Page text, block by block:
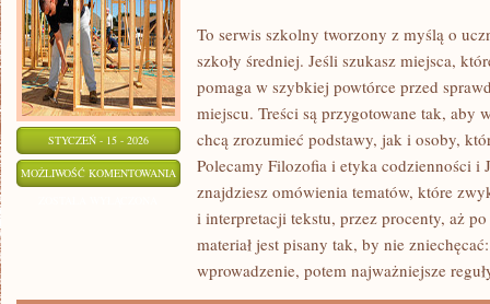
STYCZEŃ - 15 - 2026
MOŻLIWOŚĆ KOMENTOWANIA PRZEDSIĘBIORCZOŚĆ
To serwis szkolny tworzony z myślą o
szkoły średniej. Jeśli szukasz miejsca,
pomaga w szybkiej powtórce przed
miejscu. Treści są przygotowane tak, aby
chcą zrozumieć podstawy, jak i osoby,
Polecamy Filozofia i etyka codzienności i
znajdziesz omówienia tematów, które
i interpretacji tekstu, przez procenty, aż
materiał jest pisany tak, by nie
wprowadzenie, potem najważniejsze